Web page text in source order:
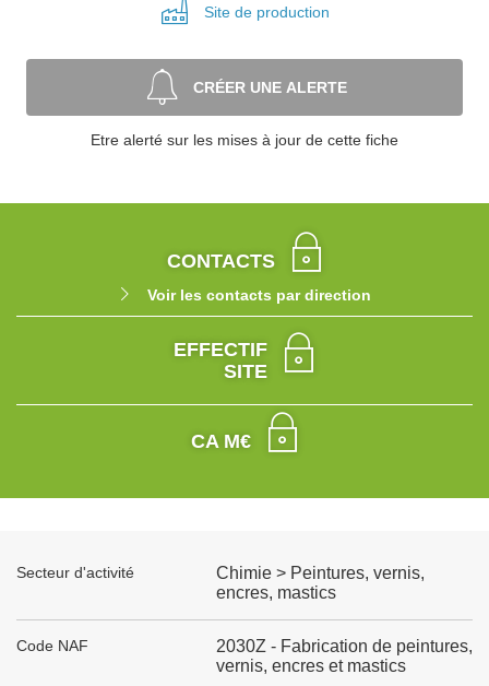
Site de production
CRÉER UNE ALERTE
Etre alerté sur les mises à jour de cette fiche
CONTACTS
Voir les contacts par direction
EFFECTIF
SITE
CA M€
Secteur d'activité
Chimie > Peintures, vernis,
encres, mastics
Code NAF
2030Z - Fabrication de peintures,
vernis, encres et mastics